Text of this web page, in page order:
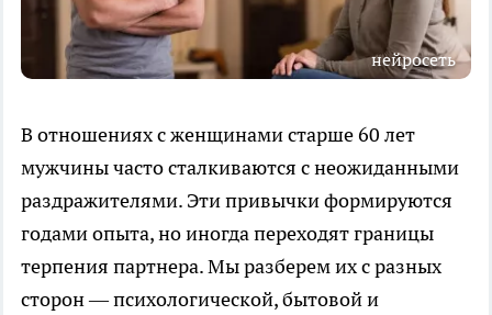
нейросеть
В отношениях с женщинами старше 60 лет
мужчины часто сталкиваются с неожиданными
раздражителями. Эти привычки формируются
годами опыта, но иногда переходят границы
терпения партнера. Мы разберем их с разных
сторон — психологической, бытовой и